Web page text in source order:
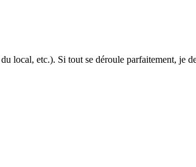
local, etc.). Si tout se déroule parfaitement, je